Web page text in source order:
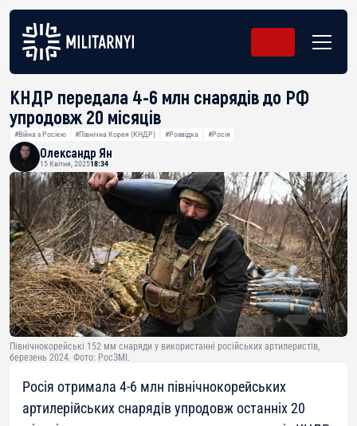
КНДР передала 4-6 млн снарядів до РФ
упродовж 20 місяців
#Війна з Росією #Північна Корея (КНДР) #Розвідка #Росія
Олександр Ян
15 Квітня, 202518:34
Північнокорейські 152 мм снаряди у використанні російських артилеристів,
березень 2024. Фото: РосЗМІ.
Росія отримала 4-6 млн північнокорейських
артилерійських снарядів упродовж останніх 20